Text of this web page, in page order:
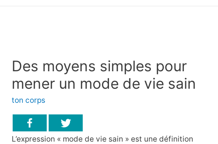
Des moyens simples pour
mener un mode de vie sain
ton corps
L’expression « mode de vie sain » est une définition